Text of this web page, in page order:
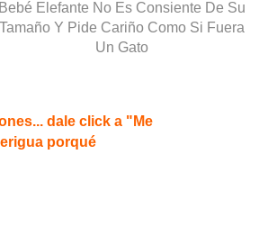
Bebé Elefante No Es Consiente De Su
Tamaño Y Pide Cariño Como Si Fuera
Un Gato
dale click a "Me
porqué